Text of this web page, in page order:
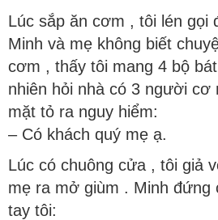
Lúc sắp ăn cơm , tôi lén gọi
Minh và mẹ không biết
cơm , thấy tôi mang 4 bộ
nhiên hỏi nhà có 3 người
mặt tỏ ra nguy hiểm:
– Có khách quý mẹ ạ.
Lúc có chuông cửa , tôi giả
mẹ ra mở giùm . Minh đứng
tay tôi: